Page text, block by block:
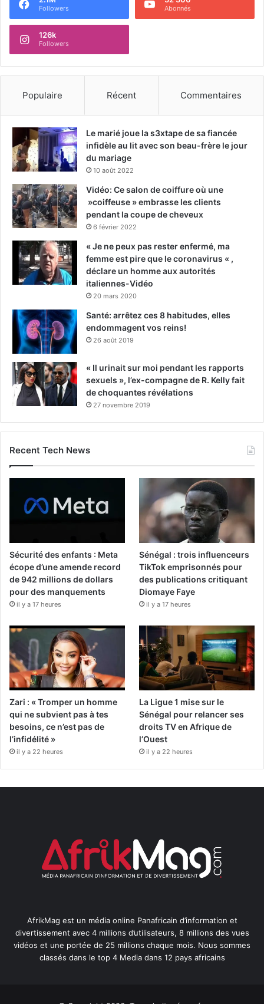
Followers Abonnés
126k
Followers
Populaire Récent Commentaires
Le marié joue la s3xtape de sa fiancée
infidèle au lit avec son beau-frère le jour
du mariage
10 août 2022
Vidéo: Ce salon de coiffure où une
»coiffeuse » embrasse les clients
pendant la coupe de cheveux
6 février 2022
« Je ne peux pas rester enfermé, ma
femme est pire que le coronavirus « ,
déclare un homme aux autorités
italiennes-Vidéo
20 mars 2020
Santé: arrêtez ces 8 habitudes, elles
endommagent vos reins!
26 août 2019
« Il urinait sur moi pendant les rapports
sexuels », l’ex-compagne de R. Kelly fait
de choquantes révélations
27 novembre 2019
Recent Tech News
Sécurité des enfants : Meta
écope d’une amende record
de 942 millions de dollars
pour des manquements
il y a 17 heures
Sénégal : trois influenceurs
TikTok emprisonnés pour
des publications critiquant
Diomaye Faye
il y a 17 heures
Zari : « Tromper un homme
qui ne subvient pas à tes
besoins, ce n’est pas de
l’infidélité »
il y a 22 heures
La Ligue 1 mise sur le
Sénégal pour relancer ses
droits TV en Afrique de
l’Ouest
il y a 22 heures
AfrikMag est un média online Panafricain d’information et
divertissement avec 4 millions d’utilisateurs, 8 millions des vues
vidéos et une portée de 25 millions chaque mois. Nous sommes
classés dans le top 4 Media dans 12 pays africains